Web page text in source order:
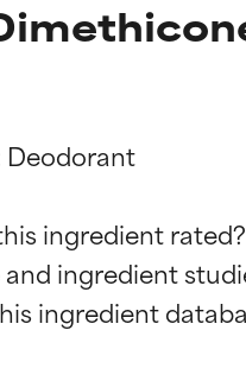
Deodorant
ingredient
ingredient